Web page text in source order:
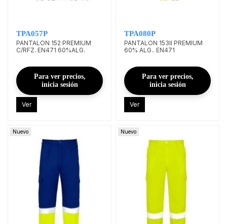
TPA057P
PANTALON 152 PREMIUM
C/RFZ. EN471 60%ALG.
Para ver precios,
inicia sesión
Ver
TPA080P
PANTALON 153II PREMIUM
60% ALG.. EN471
Para ver precios,
inicia sesión
Ver
Nuevo Nuevo